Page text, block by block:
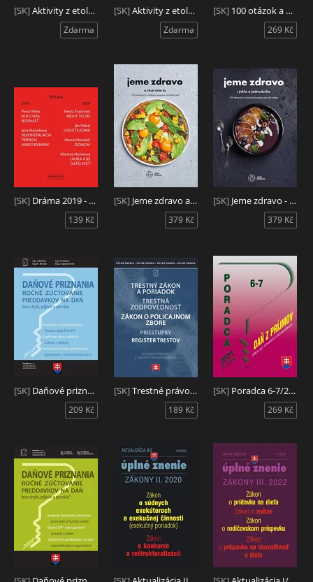
[SK]Aktivity z etológie 2
Zdarma
[SK]Aktivity z etológie 1
Zdarma
[SK] 100 otázok a odpovedí - Paušálne výdavky, Účtovníctvo
269 Kč
[SK] Dráma 2019 - 2020
139 Kč
[SK]Jeme zdravo a chutí nám to
379 Kč
[SK] Jeme zdravo - rýchlo a jednoducho
379 Kč
[SK] Daňové priznania 2019 + vyplnené vzory a tlačivá
209 Kč
[SK]Trestné právo - po novelách 2021
189 Kč
[SK] Poradca 6-7/2021 ZDP s komentárom
269 Kč